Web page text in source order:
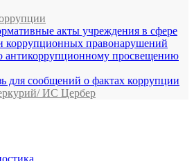
акты учреждения в сфере
коррупционных правонарушений
антикоррупционному просвещению
для сообщений о фактах коррупции
ИС Цербер